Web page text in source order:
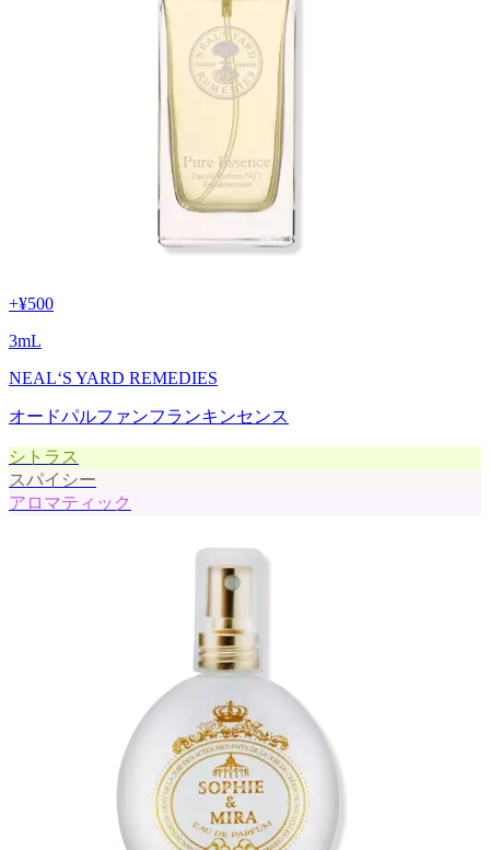
+¥500
3mL
NEAL‘S YARD REMEDIES
オードパルファンフランキンセンス
シトラス
スパイシー
アロマティック